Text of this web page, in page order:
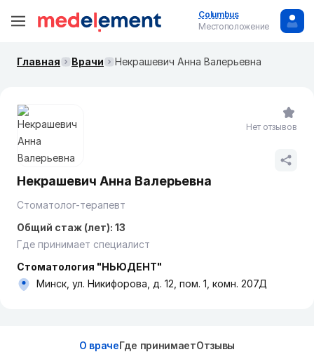
Columbus
Местоположение
Главная Врачи Некрашевич Анна Валерьевна
Некрашевич Анна Валерьевна
Стоматолог-терапевт
Общий стаж (лет): 13
Где принимает специалист
Стоматология "НЬЮДЕНТ"
Минск, ул. Никифорова, д. 12, пом. 1, комн. 207Д
Нет отзывов
О врачеГде принимаетОтзывы